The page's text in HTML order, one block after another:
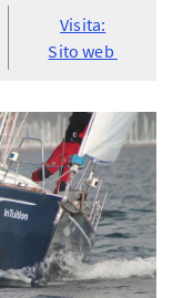
Visita:
Sito web